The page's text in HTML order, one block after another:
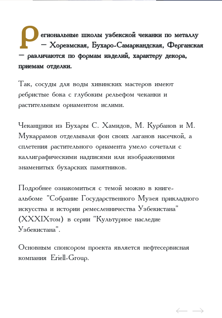
Р егиональные школы узбекской чеканки по металлу
– Хорезмская, Бухаро-Самаркандская, Ферганская
– различаются по формам изделий, характеру декора,
приемам отделки.
Так, сосуды для воды хивинских мастеров имеют
ребристые бока с глубоким рельефом чеканки и
растительным орнаментом ислими.
Чеканщики из Бухары С. Хамидов, М. Курбанов и М.
Мукаррамов отделывали фон своих лаганов насечкой, а
сплетения растительного орнамента умело сочетали с
каллиграфическими надписями или изображениями
знаменитых бухарских памятников.
Подробнее ознакомиться с темой можно в книге-
альбоме "Собрание Государственного Музея прикладного
искусства и истории ремесленничества Узбекистана"
(XХXIXтом) в серии "Культурное наследие
Узбекистана".
Основным спонсором проекта является нефтесервисная
компанияEriell-Group.